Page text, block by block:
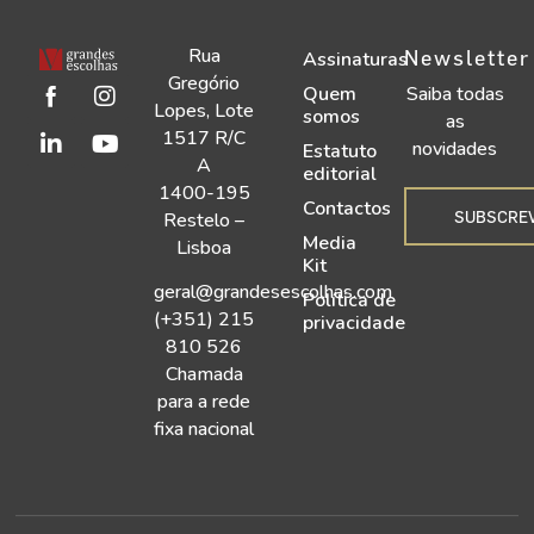
Rua
Gregório
Lopes, Lote
1517 R/C
A
1400-195
Restelo –
Lisboa
geral@grandesescolhas.com
(+351) 215
810 526
Chamada
para a rede
fixa nacional
Assinaturas
Quem
somos
Estatuto
editorial
Contactos
Media
Kit
Política de
privacidade
Newsletter
Saiba todas
as
novidades